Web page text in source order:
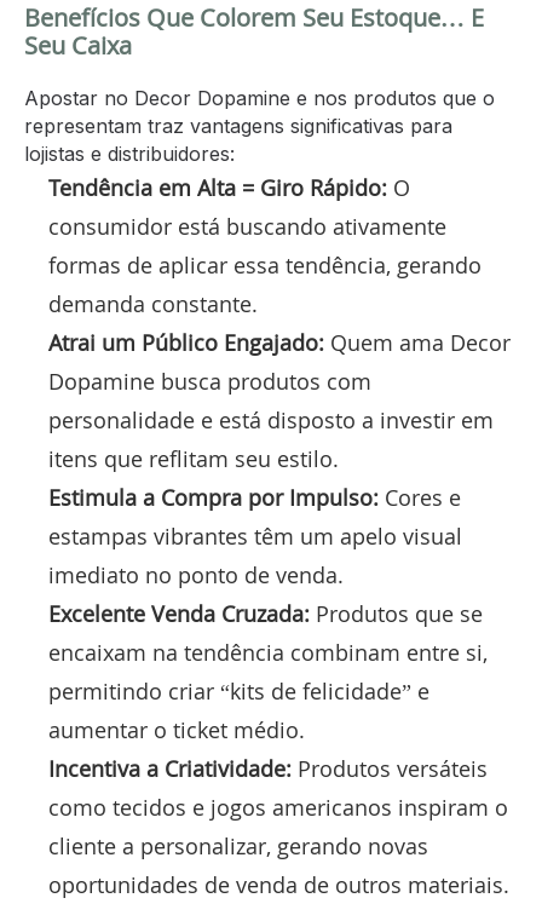
Benefícios Que Colorem Seu Estoque… E
Seu Caixa
Apostar no Decor Dopamine e nos produtos que o
representam traz vantagens significativas para
lojistas e distribuidores:
Tendência em Alta = Giro Rápido: O
consumidor está buscando ativamente
formas de aplicar essa tendência, gerando
demanda constante.
Atrai um Público Engajado: Quem ama Decor
Dopamine busca produtos com
personalidade e está disposto a investir em
itens que reflitam seu estilo.
Estimula a Compra por Impulso: Cores e
estampas vibrantes têm um apelo visual
imediato no ponto de venda.
Excelente Venda Cruzada: Produtos que se
encaixam na tendência combinam entre si,
permitindo criar “kits de felicidade” e
aumentar o ticket médio.
Incentiva a Criatividade: Produtos versáteis
como tecidos e jogos americanos inspiram o
cliente a personalizar, gerando novas
oportunidades de venda de outros materiais.